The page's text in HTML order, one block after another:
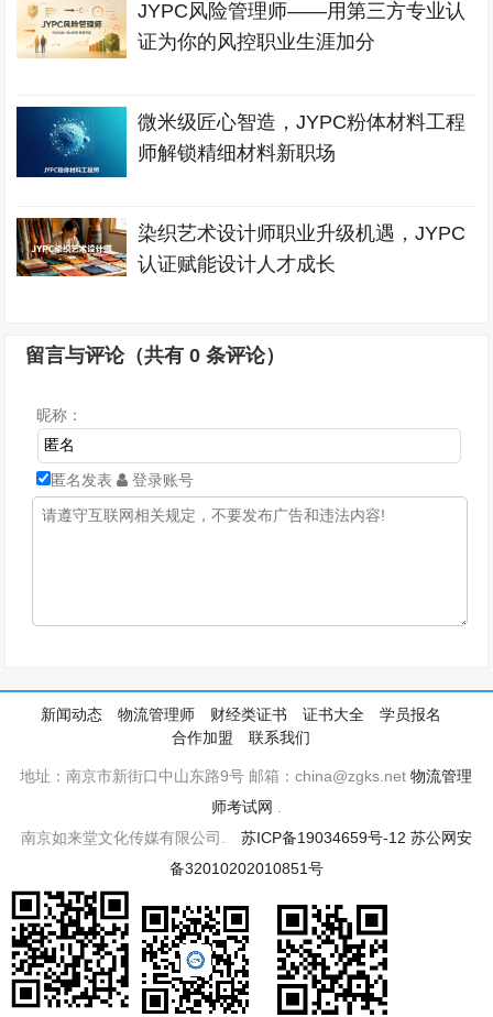
JYPC风险管理师——用第三方专业认
证为你的风控职业生涯加分
微米级匠心智造，JYPC粉体材料工程
师解锁精细材料新职场
染织艺术设计师职业升级机遇，JYPC
认证赋能设计人才成长
留言与评论（共有0 条评论）
昵称：
匿名发表 登录账号
新闻动态 物流管理师 财经类证书 证书大全
学员报名
合作加盟
联系我们
地址：南京市新街口中山东路9号 邮箱：china@zgks.net物流管理
师考试网
南京如来堂文化传媒有限公司. 苏ICP备19034659号-12 苏公网安
备32010202010851号